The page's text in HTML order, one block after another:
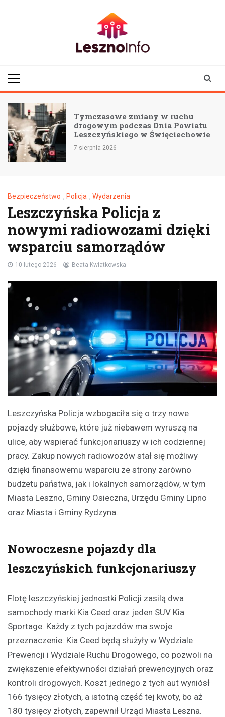
Tymczasowe zmiany w ruchu
drogowym podczas Dnia Powiatu
Leszczyńskiego w Święciechowie
7 sierpnia 2026
Bezpieczeństwo , Policja , Wydarzenia
Leszczyńska Policja z
nowymi radiowozami dzięki
wsparciu samorządów
10 lutego 2026 Beata Kwiatkowska
Leszczyńska Policja wzbogaciła się o trzy nowe
pojazdy służbowe, które już niebawem wyruszą na
ulice, aby wspierać funkcjonariuszy w ich codziennej
pracy. Zakup nowych radiowozów stał się możliwy
dzięki finansowemu wsparciu ze strony zarówno
budżetu państwa, jak i lokalnych samorządów, w tym
Miasta Leszno, Gminy Osieczna, Urzędu Gminy Lipno
oraz Miasta i Gminy Rydzyna.
Nowoczesne pojazdy dla
leszczyńskich funkcjonariuszy
Flotę leszczyńskiej jednostki Policji zasilą dwa
samochody marki Kia Ceed oraz jeden SUV Kia
Sportage. Każdy z tych pojazdów ma swoje
przeznaczenie: Kia Ceed będą służyły w Wydziale
Prewencji i Wydziale Ruchu Drogowego, co pozwoli na
zwiększenie efektywności działań prewencyjnych oraz
kontroli drogowych. Koszt jednego z tych aut wyniósł
166 tysięcy złotych, a istotną część tej kwoty, bo aż
180 tysięcy złotych, zapewnił Urząd Miasta Leszna.